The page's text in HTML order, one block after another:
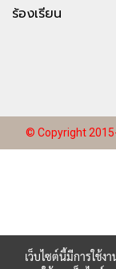
ร้องเรียน
© Copyright
เว็บไซต์นี้มีการใช้